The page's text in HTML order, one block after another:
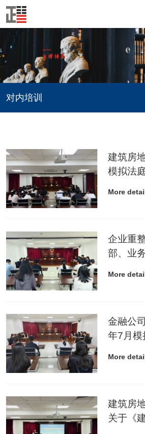
对内培训
建筑房
模拟法
More
企业重
部、业
More
金融公
年7月模
More
建筑房
关于《